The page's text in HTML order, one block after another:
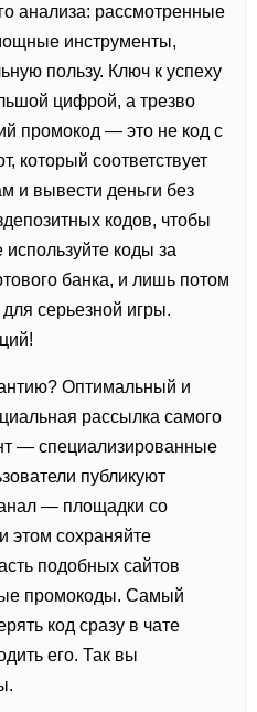
анализа: рассмотренные
инструменты,
пользу. Ключ к успеху
цифрой, а трезво
промокод — это не код с
который соответствует
и вывести деньги без
кодов, чтобы
коды за
банка, и лишь потом
серьезной игры.
Оптимальный и
рассылка самого
— специализированные
публикуют
— площадки со
этом сохраняйте
подобных сайтов
промокоды. Самый
код сразу в чате
его. Так вы